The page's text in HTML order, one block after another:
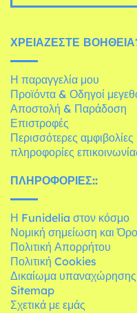
ΧΡΕΙΆΖΕΣΤΕ
Η παραγγελία μου
Προϊόντα & Οδηγοί
Αποστολή & Παράδοση
Επιστροφές
Περισσότερες αμφιβολίες
πληροφορίες
ΠΛΗΡΟΦΟΡΊΕΣ::
Η Funidelia στον κόσμο
Νομική σημείωση και
Πολιτική Απορρήτου
Πολιτική Cookies
Δικαίωμα υπαναχώρησης
Sitemap
Σχετικά με εμάς